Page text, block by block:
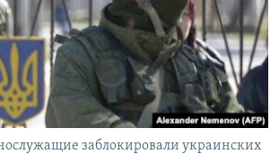
заблокировали украинских